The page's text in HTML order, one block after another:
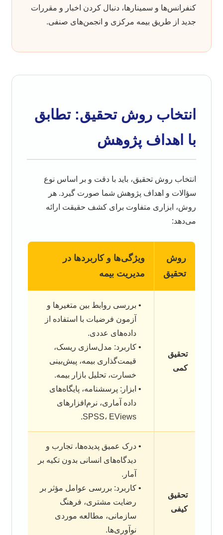
کنفرانس‌ها و سمینارها، دنبال کردن اخبار و مقررات
جدید از طریق بیمه مرکزی و انجمن‌های صنفی.
انتخاب روش تحقیق: تطابق
با اهداف پژوهش
انتخاب روش تحقیق، باید با دقت و بر اساس نوع
سؤالات و اهداف پژوهش شما صورت گیرد. هر
روش، ابزاری متفاوت برای کشف حقیقت ارائه
می‌دهد:
روش
تحقیق
ویژگی‌ها و کاربردها در
مدیریت بیمه
تحقیق
کمی
بررسی روابط بین متغیرها و
آزمون فرضیات با استفاده از
داده‌های عددی.
کاربرد: مدل‌سازی ریسک،
قیمت‌گذاری بیمه، پیش‌بینی
خسارت، تحلیل بازار بیمه.
ابزار: پرسشنامه، پایگاه‌های
داده آماری، نرم‌افزارهای
SPSS، EViews.
تحقیق
کیفی
درک عمیق پدیده‌ها، تجارب و
دیدگاه‌های انسانی بدون تکیه بر
آمار.
کاربرد: بررسی عوامل مؤثر بر
رضایت مشتری، فرهنگ
سازمانی، مطالعه موردی
نوآوری‌ها.